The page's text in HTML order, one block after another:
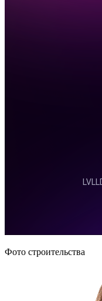
Фото строительства